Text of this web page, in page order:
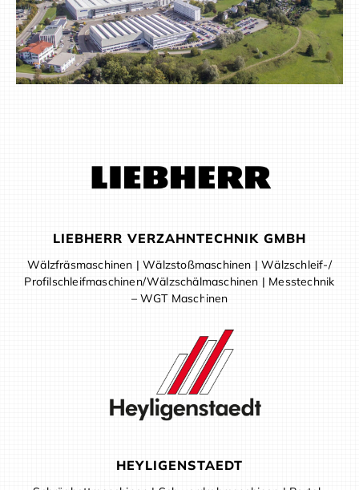
LIEBHERR VERZAHNTECHNIK GMBH
Wälzfräsmaschinen | Wälzstoßmaschinen | Wälzschleif-/
Profilschleifmaschinen/Wälzschälmaschinen | Messtechnik
– WGT Maschinen
HEYLIGENSTAEDT